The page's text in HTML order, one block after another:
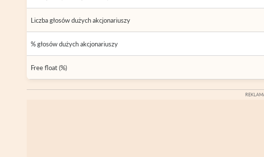
Liczba głosów dużych akcjonariuszy
% głosów dużych akcjonariuszy
Free float (%)